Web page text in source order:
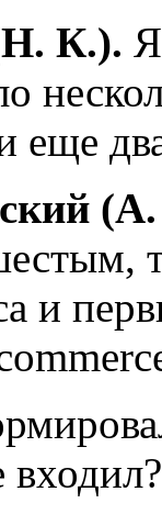
К.).
еще
и
входил?